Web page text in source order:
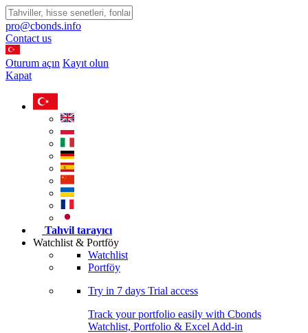
pro@cbonds.info
Contact us
Oturum açın Kayıt olun
Kapat
Tahvil tarayıcı
Watchlist & Portföy
Watchlist
Portföy
Try in 7 days Trial access
Track your portfolio easily with Cbonds
Watchlist, Portfolio & Excel Add-in